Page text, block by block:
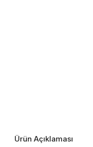
Ürün Açıklaması